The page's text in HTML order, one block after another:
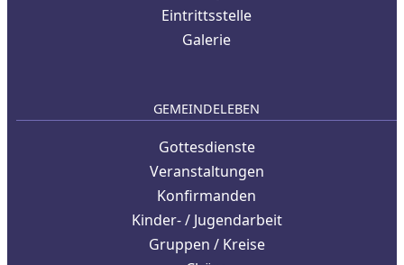
Eintrittsstelle
Galerie
GEMEINDELEBEN
Gottesdienste
Veranstaltungen
Konfirmanden
Kinder- / Jugendarbeit
Gruppen / Kreise